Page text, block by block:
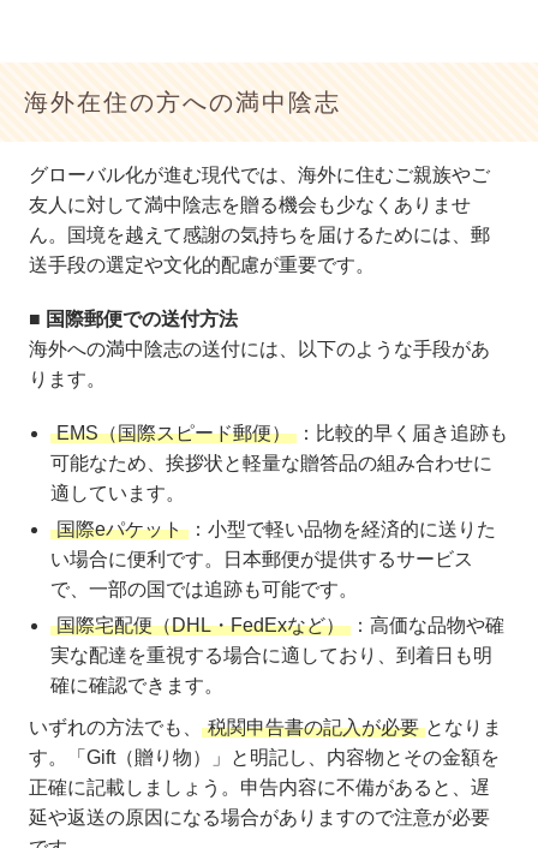
海外在住の方への満中陰志
グローバル化が進む現代では、海外に住むご親族やご
友人に対して満中陰志を贈る機会も少なくありませ
ん。国境を越えて感謝の気持ちを届けるためには、郵
送手段の選定や文化的配慮が重要です。
■ 国際郵便での送付方法
海外への満中陰志の送付には、以下のような手段があ
ります。
EMS（国際スピード郵便）
：比較的早く届き追跡も
可能なため、挨拶状と軽量な贈答品の組み合わせに
適しています。
国際eパケット
：小型で軽い品物を経済的に送りた
い場合に便利です。日本郵便が提供するサービス
で、一部の国では追跡も可能です。
国際宅配便（DHL・FedExなど）
：高価な品物や確
実な配達を重視する場合に適しており、到着日も明
確に確認できます。
いずれの方法でも、 税関申告書の記入が必要 となりま
す。「Gift（贈り物）」と明記し、内容物とその金額を
正確に記載しましょう。申告内容に不備があると、遅
延や返送の原因になる場合がありますので注意が必要